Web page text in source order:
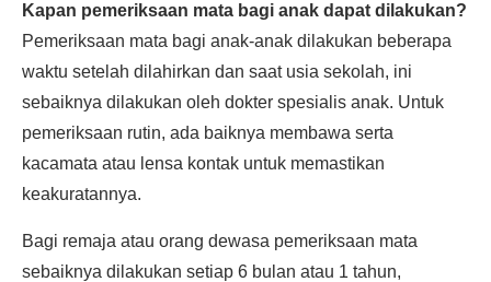
Kapan pemeriksaan mata bagi anak dapat dilakukan?
Pemeriksaan mata bagi anak-anak dilakukan beberapa
waktu setelah dilahirkan dan saat usia sekolah, ini
sebaiknya dilakukan oleh dokter spesialis anak. Untuk
pemeriksaan rutin, ada baiknya membawa serta
kacamata atau lensa kontak untuk memastikan
keakuratannya.
Bagi remaja atau orang dewasa pemeriksaan mata
sebaiknya dilakukan setiap 6 bulan atau 1 tahun,